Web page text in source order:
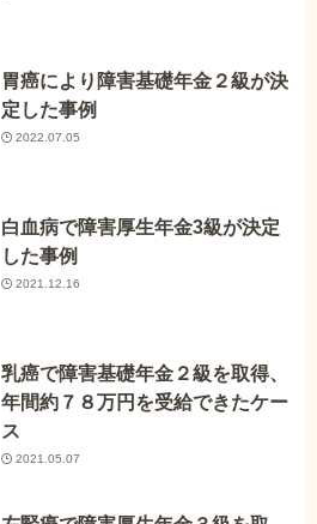
胃癌により障害基礎年金２級が決
定した事例
2022.07.05
白血病で障害厚生年金3級が決定
した事例
2021.12.16
乳癌で障害基礎年金２級を取得、
年間約７８万円を受給できたケー
ス
2021.05.07